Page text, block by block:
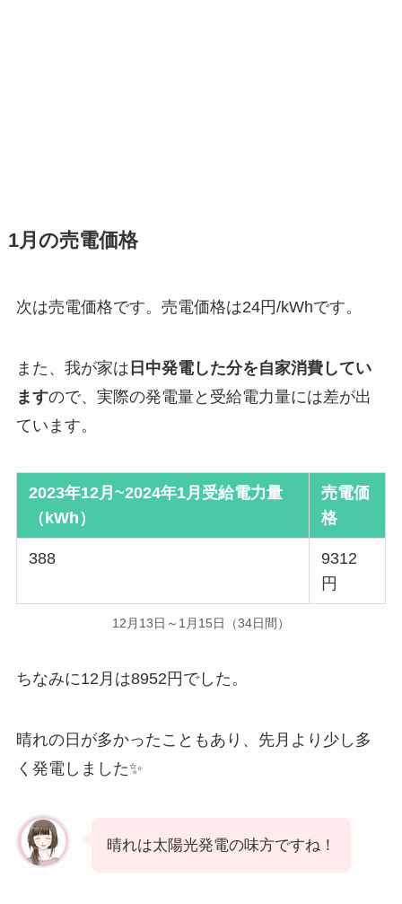
1月の売電価格
次は売電価格です。売電価格は24円/kWhです。
また、我が家は 日中発電した分を自家消費してい
ますので、実際の発電量と受給電力量には差が出
ています。
2023年12月~2024年1月受給電力量
（kWh）
売電価
格
388
9312
円
12月13日～1月15日（34日間）
ちなみに12月は8952円でした。
晴れの日が多かったこともあり、先月より少し多
く発電しました✨
晴れは太陽光発電の味方ですね！